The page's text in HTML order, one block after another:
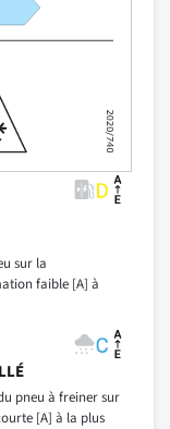
sur la
faible [A] à
pneu à freiner sur
[A] à la plus